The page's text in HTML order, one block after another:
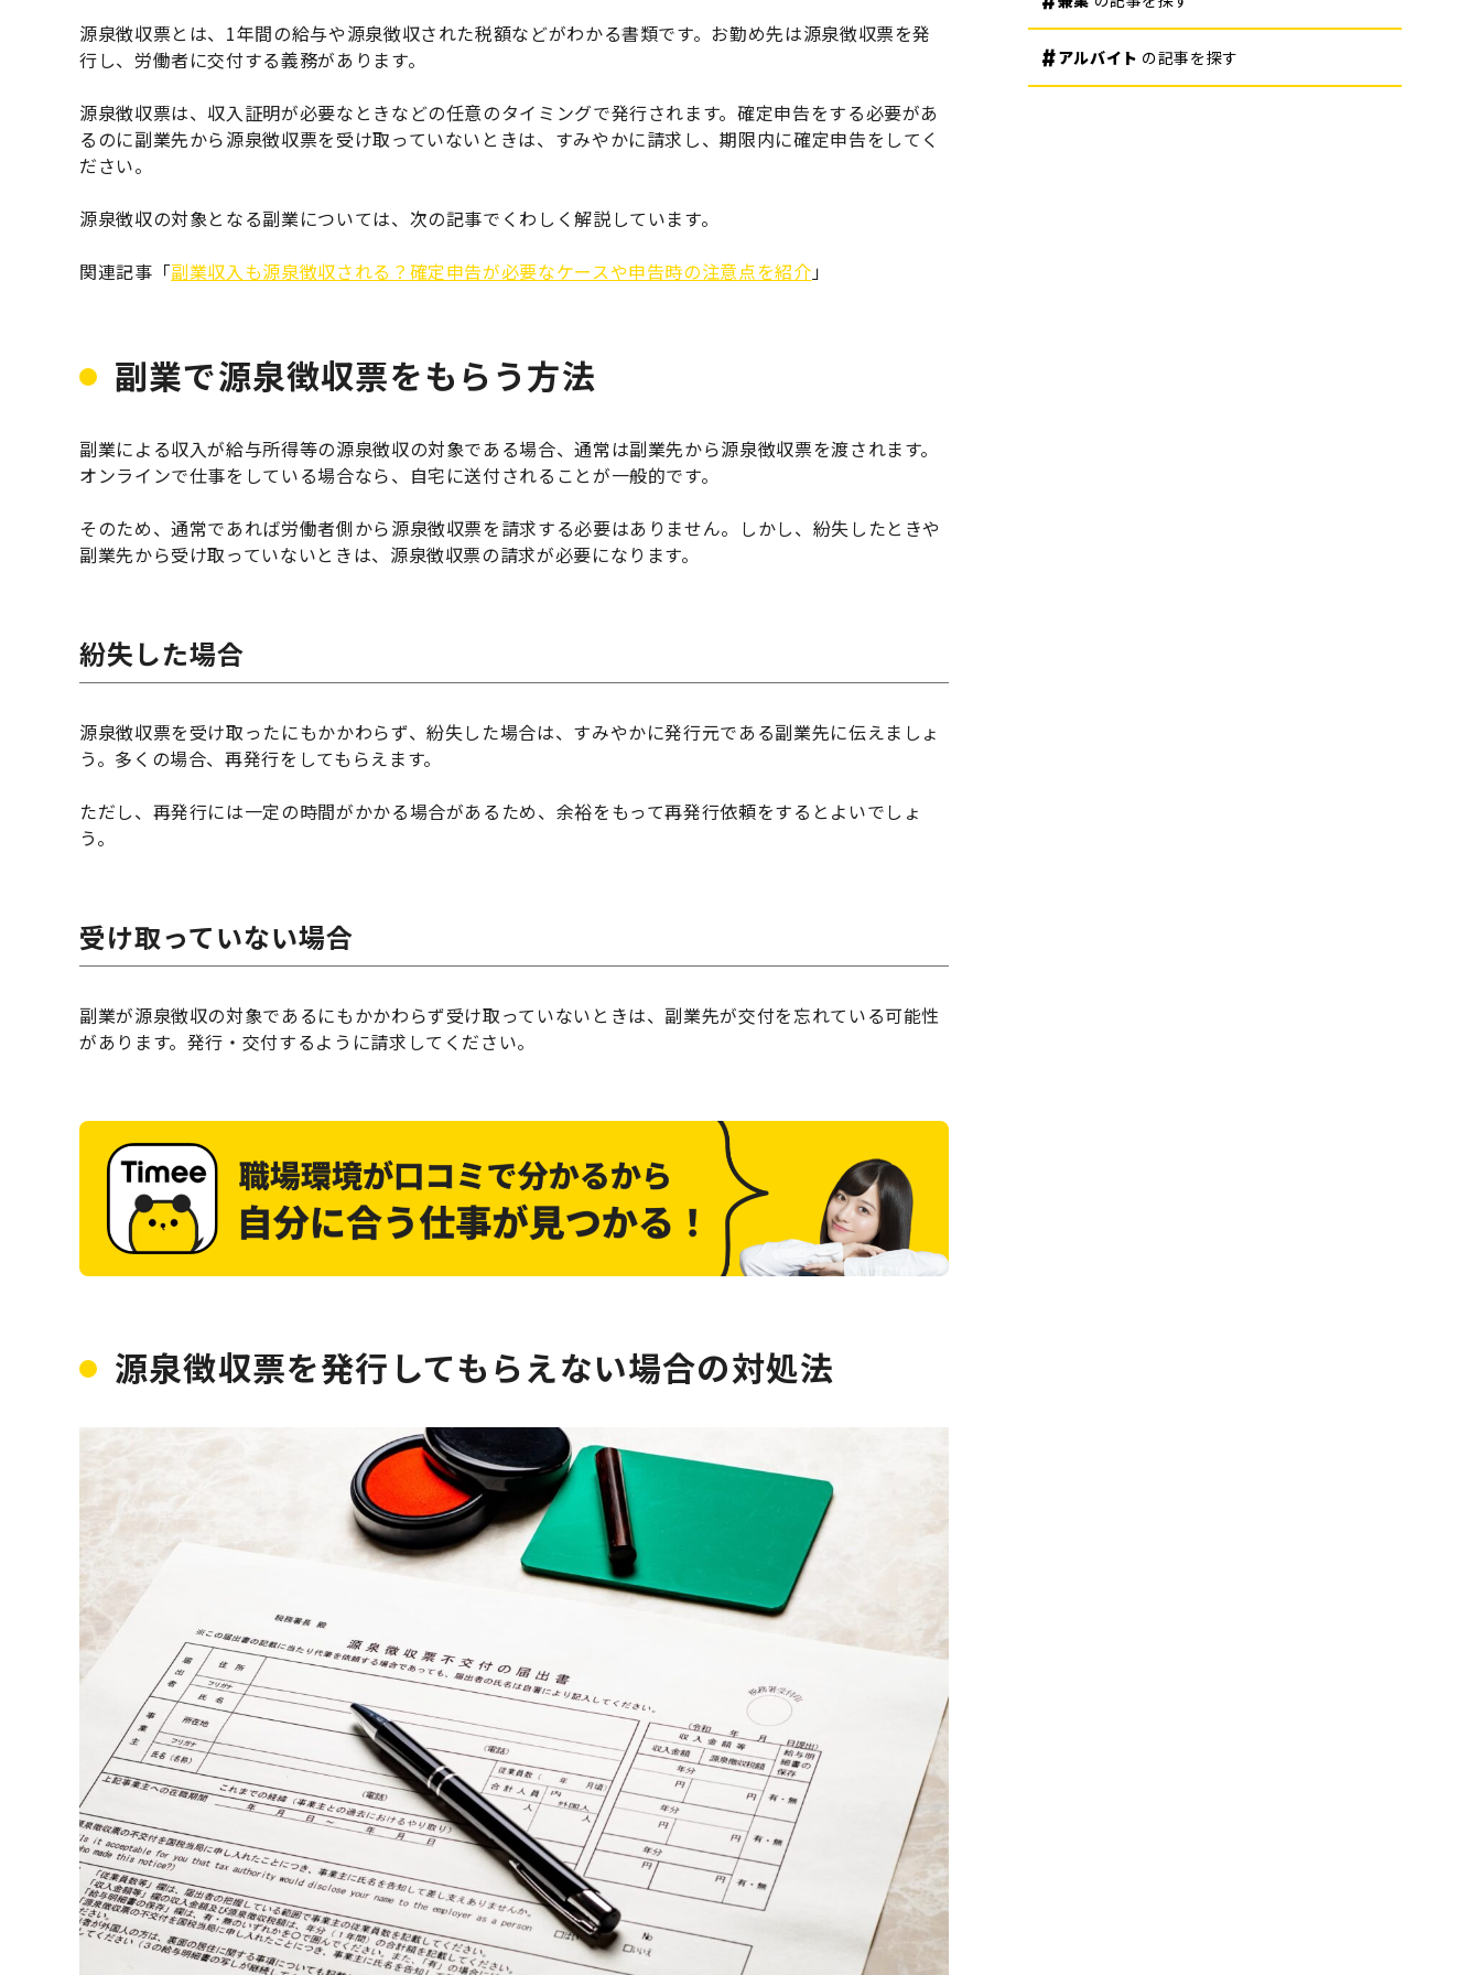
源泉徴収票とは、1年間の給与や源泉徴収された税額などがわかる書類です。お勤め先は源泉徴収票を発
行し、労働者に交付する義務があります。
源泉徴収票は、収入証明が必要なときなどの任意のタイミングで発行されます。確定申告をする必要があ
るのに副業先から源泉徴収票を受け取っていないときは、すみやかに請求し、期限内に確定申告をしてく
ださい。
源泉徴収の対象となる副業については、次の記事でくわしく解説しています。
関連記事「副業収入も源泉徴収される？確定申告が必要なケースや申告時の注意点を紹介」
副業で源泉徴収票をもらう方法
副業による収入が給与所得等の源泉徴収の対象である場合、通常は副業先から源泉徴収票を渡されます。
オンラインで仕事をしている場合なら、自宅に送付されることが一般的です。
そのため、通常であれば労働者側から源泉徴収票を請求する必要はありません。しかし、紛失したときや
副業先から受け取っていないときは、源泉徴収票の請求が必要になります。
紛失した場合
源泉徴収票を受け取ったにもかかわらず、紛失した場合は、すみやかに発行元である副業先に伝えましょ
う。多くの場合、再発行をしてもらえます。
ただし、再発行には一定の時間がかかる場合があるため、余裕をもって再発行依頼をするとよいでしょ
う。
受け取っていない場合
副業が源泉徴収の対象であるにもかかわらず受け取っていないときは、副業先が交付を忘れている可能性
があります。発行・交付するように請求してください。
源泉徴収票を発行してもらえない場合の対処法
アルバイト の記事を探す